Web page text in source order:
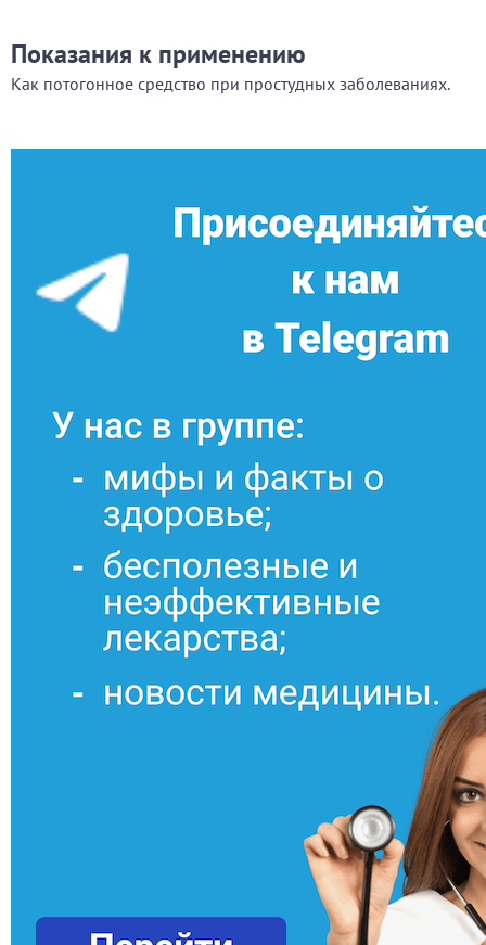
Показания к применению
Как потогонное средство при простудных заболеваниях.